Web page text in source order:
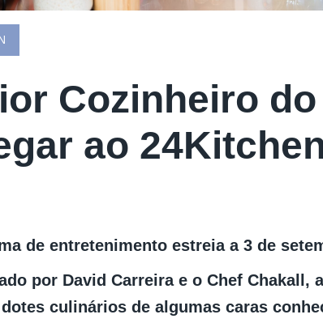
Cozinheiro
ao
de entretenimento estreia a 3 de
por David Carreira e o Chef Chakall,
culinários de algumas caras